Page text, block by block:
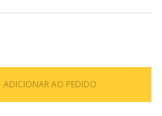
ADICIONAR AO PEDIDO